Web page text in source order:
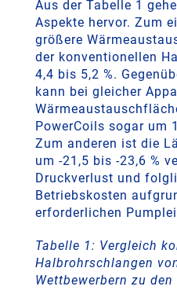
Aus der Tabelle 1
Aspekte hervor. Zum
größere
der konventionellen
4,4 bis 5,2 %.
kann bei gleicher
PowerCoils sogar um
Zum anderen ist die
um -21,5 bis -23,6 %
Druckverlust und
Betriebskosten
erforderlichen
Tabelle 1: Vergleich
Halbrohrschlangen
Wettbewerbern zu